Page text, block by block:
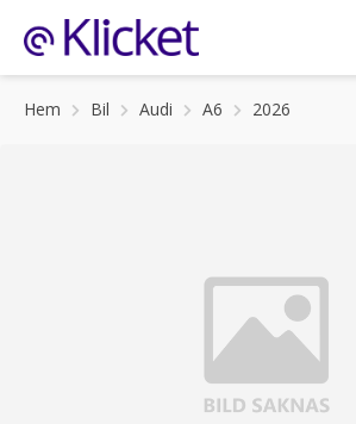
Hem Bil Audi A6 2026